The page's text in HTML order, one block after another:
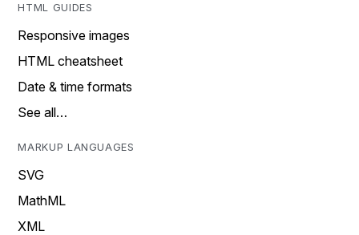
HTML GUIDES
Responsive images
HTML cheatsheet
Date & time formats
See all…
MARKUP LANGUAGES
SVG
MathML
XML